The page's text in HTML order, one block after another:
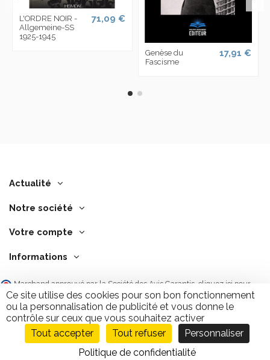
Ajouter au panier
L'ORDRE NOIR -
Allgemeine-SS
1925-1945
71,09 €
Genèse du
Fascisme
17,91 €
Actualité
Notre société
Votre compte
Informations
Marchand approuvé par la Société des Avis Garantis, cliquez ici pour
vérifier .
/10
Ce site utilise des cookies pour son bon fonctionnement
ou la personnalisation de publicité et vous donne le
contrôle sur ceux que vous souhaitez activer
Tout accepter
Tout refuser
Personnaliser
Politique de confidentialité